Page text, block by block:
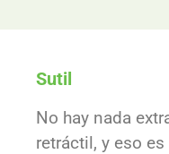
Sutil
No hay nada
retráctil, y eso